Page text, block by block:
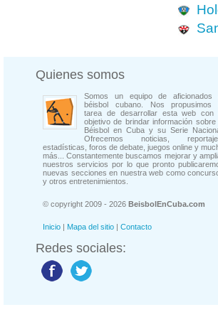
Quienes somos
Somos un equipo de aficionados
béisbol cubano. Nos propusimos
tarea de desarrollar esta web con
objetivo de brindar información sobre
Béisbol en Cuba y su Serie
Ofrecemos noticias,
estadísticas, foros de debate, juegos online y
más... Constantemente buscamos mejorar y
nuestros servicios por lo que pronto
nuevas secciones en nuestra web como
y otros entretenimientos.
© copyright 2009 - 2026 BeisbolEnCuba.com
Inicio | Mapa del sitio | Contacto
Redes sociales: